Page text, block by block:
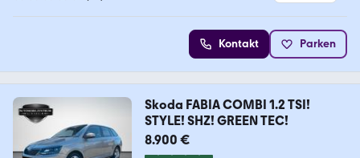
Kontakt Parken
Skoda FABIA COMBI 1.2 TSI!
STYLE! SHZ! GREEN TEC!
8.900 €